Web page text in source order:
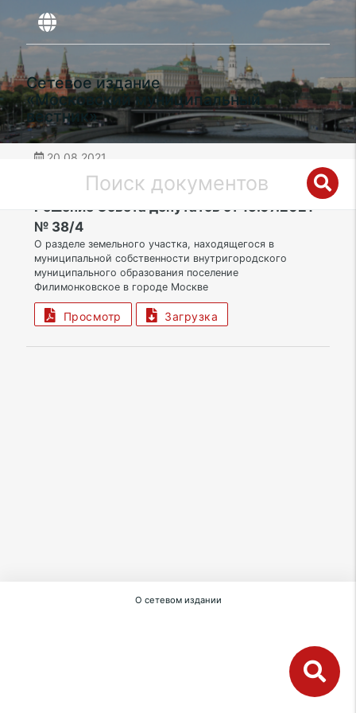
Сетевое издание
«Московский муниципальный
вестник»
20.08.2021
НАО | Поселение Филимонковское
Решение Совета депутатов от 15.07.2021
№ 38/4
О разделе земельного участка, находящегося в
муниципальной собственности внутригородского
муниципального образования поселение
Филимонковское в городе Москве
Просмотр Загрузка
О сетевом издании